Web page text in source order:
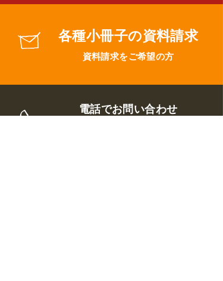
各種小冊子の資料請求
資料請求をご希望の方
電話でお問い合わせ